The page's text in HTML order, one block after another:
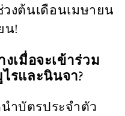
วงต้นเดือนเมษายน
น!
เมื่อจะเข้าร่วม
รและนินจา?
ำบัตรประจำตัว